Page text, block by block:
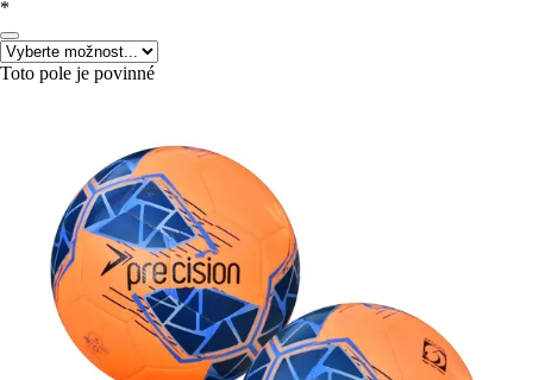
*
Toto pole je povinné